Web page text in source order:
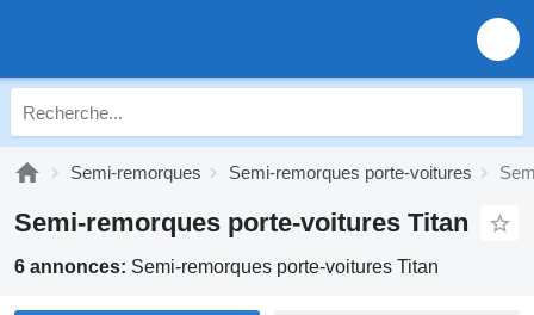
Semi-remorques Semi-remorques porte-voitures
Semi-remorques porte-voitures Titan
6 annonces: Semi-remorques porte-voitures Titan